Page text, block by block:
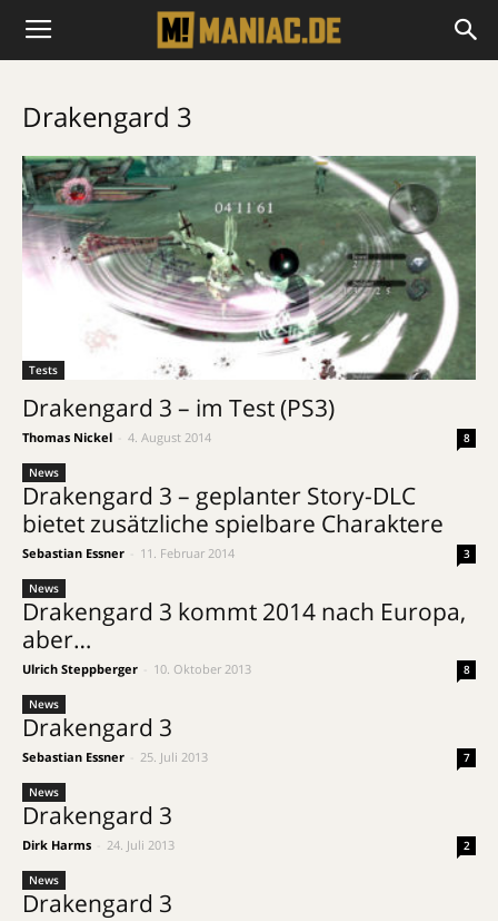
Drakengard 3
Tests
Drakengard 3 – im Test (PS3)
Thomas Nickel 4. August 2014 8
News
Drakengard 3 – geplanter Story-DLC
bietet zusätzliche spielbare Charaktere
Sebastian Essner 11. Februar 2014 3
News
Drakengard 3 kommt 2014 nach Europa,
aber…
Ulrich Steppberger 10. Oktober 2013 8
News
Drakengard 3
Sebastian Essner 25. Juli 2013 7
News
Drakengard 3
Dirk Harms 24. Juli 2013 2
News
Drakengard 3